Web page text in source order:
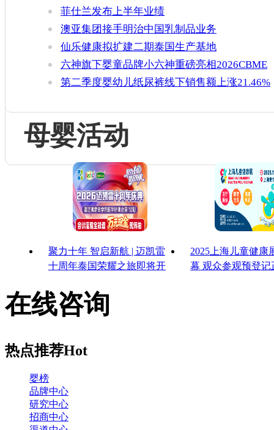
增官方健康证书通关要求
菲仕兰发布上半年业绩
澳亚集团接手明治中国乳制品业务
仙乐健康拟扩建二期泰国生产基地
六神旗下婴童品牌小六神重磅亮相2026CBME
第二季度婴幼儿纸尿裤线下销售额上涨21.46%
母婴活动
聚力十年 智启新航 | 迈凯雷
十周年泰国荣耀之旅即将开
2025上海儿童健康
幕 观众参观预登记
在线咨询
热点推荐Hot
婴榜
品牌中心
研究中心
招商中心